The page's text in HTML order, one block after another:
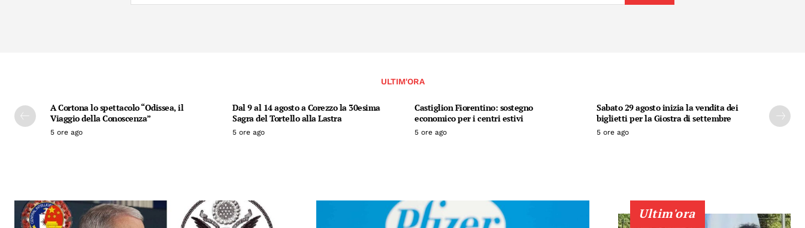
ULTIM'ORA
A Cortona lo spettacolo “Odissea, il
Viaggio della Conoscenza”
5 ore ago
Dal 9 al 14 agosto a Corezzo la 30esima
Sagra del Tortello alla Lastra
5 ore ago
Castiglion Fiorentino: sostegno
economico per i centri estivi
5 ore ago
Sabato 29 agosto inizia la vendita dei
biglietti per la Giostra di settembre
5 ore ago
Ultim'ora